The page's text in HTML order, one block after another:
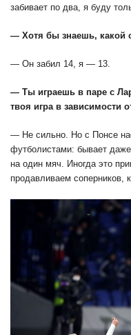
забивает по два, я буду
— Хотя бы знаешь, какой
— Он забил 14, я — 13.
— Ты играешь в паре с
твоя игра в зависимости
— Не сильно. Но с Понсе
футболистами: бывает
на один мяч. Иногда это
продавливаем соперников,